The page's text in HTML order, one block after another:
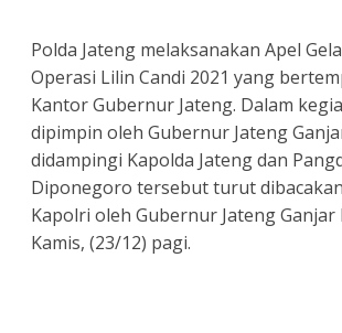
Polda Jateng melaksanakan Apel
Operasi Lilin Candi 2021 yang
Kantor Gubernur Jateng. Dalam
dipimpin oleh Gubernur Jateng
didampingi Kapolda Jateng dan
Diponegoro tersebut turut
Kapolri oleh Gubernur Jateng Ganjar
Kamis, (23/12) pagi.